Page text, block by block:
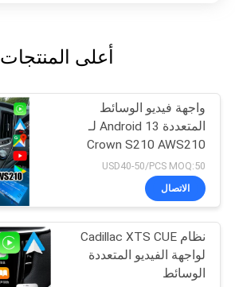
أعلى المنتجات
واجهة فيديو الوسائط
المتعددة Android 13 لـ
Crown S210 AWS210
GRS210 GWS214
GWS215 Majesta Athlete
اللاسلكي
USD40-50/PCS MOQ:50
الاتصال
نظام Cadillac XTS CUE
لواجهة الفيديو المتعددة
الوسائط